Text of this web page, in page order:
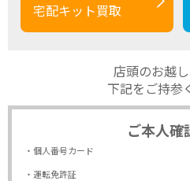
宅配キット買取
店頭のお越し
下記をご持参
ご本人確
・個人番号カード
・運転免許証